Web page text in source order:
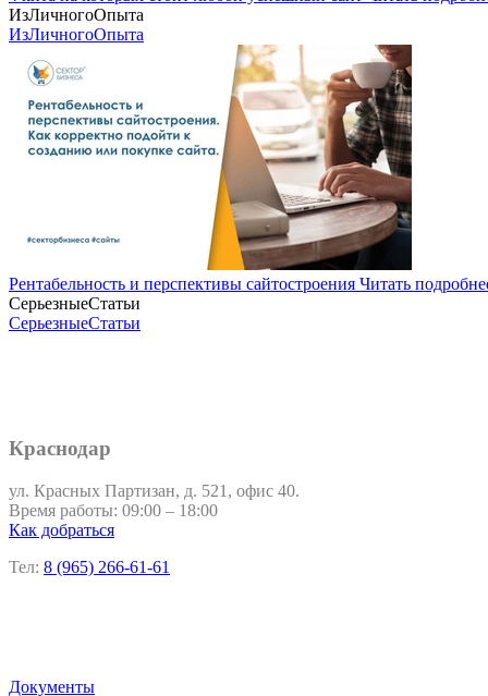
ИзЛичногоОпыта
ИзЛичногоОпыта
Рентабельность и перспективы сайтостроения Читать
СерьезныеСтатьи
СерьезныеСтатьи
Краснодар
ул. Красных Партизан, д. 521, офис 40.
Время работы: 09:00 – 18:00
Как добраться
Тел: 8 (965) 266-61-61
Документы